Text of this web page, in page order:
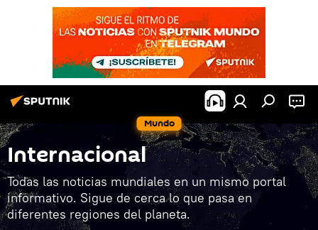
Mundo
Internacional
Todas las noticias mundiales en un mismo portal
informativo. Sigue de cerca lo que pasa en
diferentes regiones del planeta.